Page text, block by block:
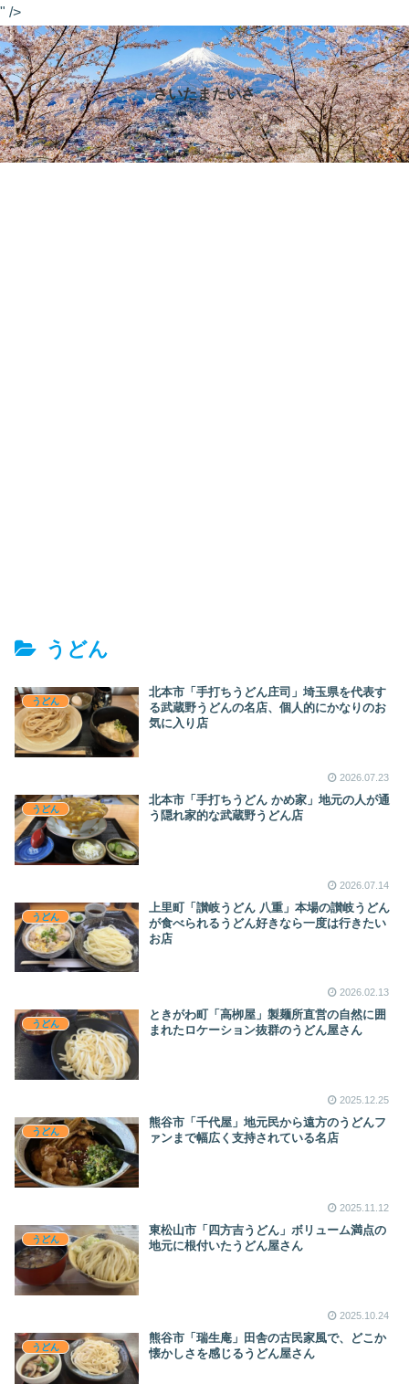
" />
さいたまたいさ
うどん
うどん
北本市「手打ちうどん庄司」埼玉県を代表す
る武蔵野うどんの名店、個人的にかなりのお
気に入り店
2026.07.23
うどん
北本市「手打ちうどん かめ家」地元の人が通
う隠れ家的な武蔵野うどん店
2026.07.14
うどん
上里町「讃岐うどん 八重」本場の讃岐うどん
が食べられるうどん好きなら一度は行きたい
お店
2026.02.13
うどん
ときがわ町「高栁屋」製麺所直営の自然に囲
まれたロケーション抜群のうどん屋さん
2025.12.25
うどん
熊谷市「千代屋」地元民から遠方のうどんフ
ァンまで幅広く支持されている名店
2025.11.12
うどん
東松山市「四方吉うどん」ボリューム満点の
地元に根付いたうどん屋さん
2025.10.24
うどん
熊谷市「瑞生庵」田舎の古民家風で、どこか
懐かしさを感じるうどん屋さん